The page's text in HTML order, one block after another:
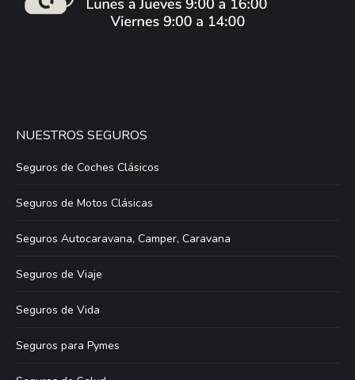
NUESTROS SEGUROS
Seguros de Coches Clásicos
Seguros de Motos Clásicas
Seguros Autocaravana, Camper, Caravana
Seguros de Viaje
Seguros de Vida
Seguros para Pymes